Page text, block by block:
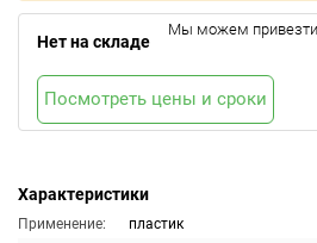
Характеристики
Применение:
пластик
Нет на складе
Мы можем привезти
Посмотреть цены и сроки